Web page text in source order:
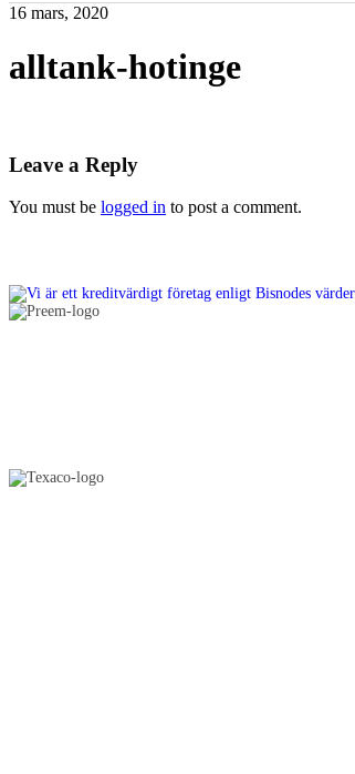
16 mars, 2020
alltank-hotinge
Leave a Reply
You must be logged in to post a comment.